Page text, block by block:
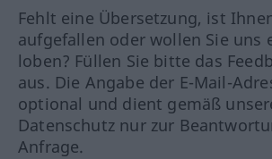
Fehlt eine Übersetzung, ist
aufgefallen oder wollen Sie uns
loben? Füllen Sie bitte das
aus. Die Angabe der E-Mail-
optional und dient gemäß
Datenschutz nur zur
Anfrage.